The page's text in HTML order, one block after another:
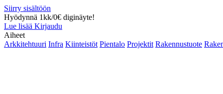
Siirry sisältöön
Hyödynnä 1kk/0€ diginäyte!
Lue lisää Kirjaudu
Aiheet
Arkkitehtuuri Infra Kiinteistöt Pientalo Projektit Rakennustuote